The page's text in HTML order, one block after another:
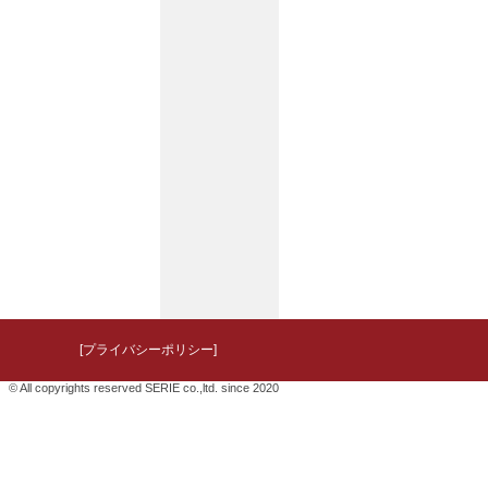
[プライバシーポリシー]
© All copyrights reserved SERIE co.,ltd. since 2020